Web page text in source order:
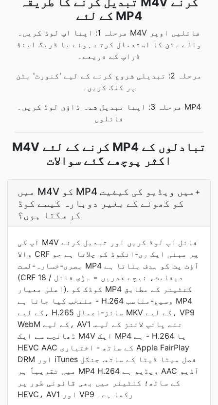
کے لئے MP4
مرحلہ 1: اپنا اپ لوڈ کریں۔ M4V فائلیں اوپر
والے بٹن کا استعمال کرتے ہوئے یا ڈریگ اینڈ
ڈراپ کے ذریعے۔
مرحلہ 2: تبدیلی شروع کرنے کے لیے 'کنورٹ' بٹن
پر کلک کریں۔
مرحلہ 3: اپنا تبدیل شدہ ڈاؤن لوڈ کریں۔ MP4
فائلوں
M4V کرنے کے لئے MP4 تبادلوں کے
اکثر پوچھے گئے سوالات
میں M4V کو MP4 میں ویڈیو کی کیفیت
کو کھونے کے بغیر دوبارہ کیسے کوڈ
کر سکتا ہوں؟
+
آپ کی M4V فائل اپ لوڈ کریں اور تبدیل کرنے
والا CRF پر مبنی ایک ری-انکوڈ کو چلاتا ہے جو
بصری-خسارہ-لست MP4 آؤٹ پٹ کو ہدف بناتا ہے
(CRF 18 دیفایٹ، نیچے قدریں = بڑی فائل /
اعلیٰ معیار). کوڈک کو MP4 کنٹینر کے مطابق
منتخب کیا جاتا ہے - H.264 وسیع-مناسب MP4
کے لیے، H.265 سائز-اعمال MKV کے لیے، VP9
WebM کے لیے، AV1 نئے پائپ لائنز کے لیے.
ڈھانچے سے ایک M4V ایک MP4 ہے - H.264 یا
HEVC AAC کے ساتھ - اختیاری Apple FairPlay
DRM اور iTunes فصل میٹا ڈیٹا کے ساتھ. جنگل
میں تقریباً ہر MP4 H.264 ویڈیو ہے AAC آڈیو
کے ساتھ؛ کنٹینر میں بھی قانونی طور پر
HEVC، AV1 اور VP9 رکھا ہے۔